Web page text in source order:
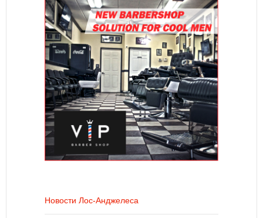
Новости Лос-Анджелеса